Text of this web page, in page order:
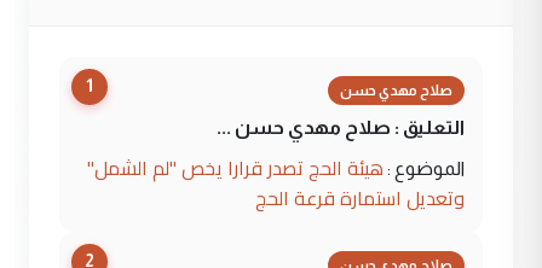
1 صلاح مهدي حسن
التعليق : صلاح مهدي حسن ...
الموضوع : هيئة الحج تصدر قرارا يخص "لم الشمل"
وتعديل استمارة قرعة الحج
2